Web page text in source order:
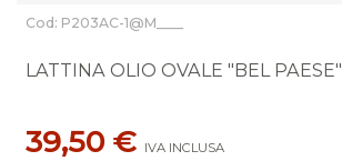
Cod: P203AC-1@M____
LATTINA OLIO OVALE "BEL PAESE"
39,50 € IVA INCLUSA